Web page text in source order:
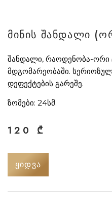
მინის შანდალი
შანდალი, რაოდენობა-ორი
მდგომარეობაში.
დეფექტების გარეშე.
ზომები: 24სმ.
120 ₾
ᲧᲘᲓᲕᲐ